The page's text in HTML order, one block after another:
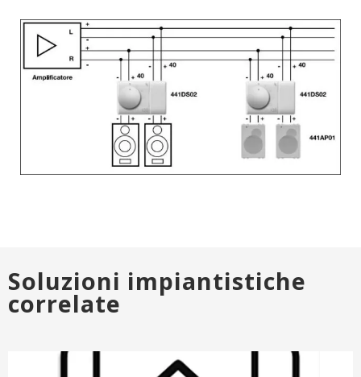
Soluzioni impiantistiche
correlate